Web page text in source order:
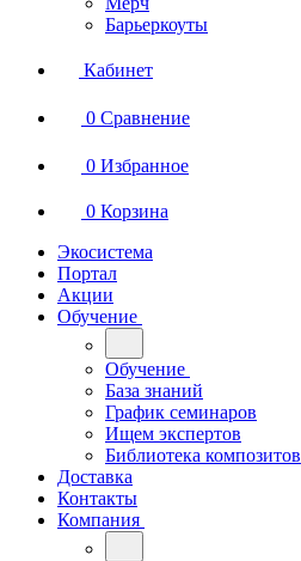
Барьеркоуты
Кабинет
0 Сравнение
0 Избранное
0 Корзина
Экосистема
Портал
Акции
Обучение
Обучение
База знаний
График семинаров
Ищем экспертов
Библиотека композитов
Доставка
Контакты
Компания